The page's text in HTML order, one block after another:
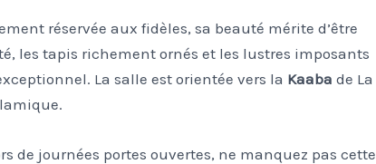
réservée aux fidèles, sa beauté mérite d’être
les tapis richement ornés et les lustres imposants
La salle est orientée vers la Kaaba de La
de journées portes ouvertes, ne manquez pas cette